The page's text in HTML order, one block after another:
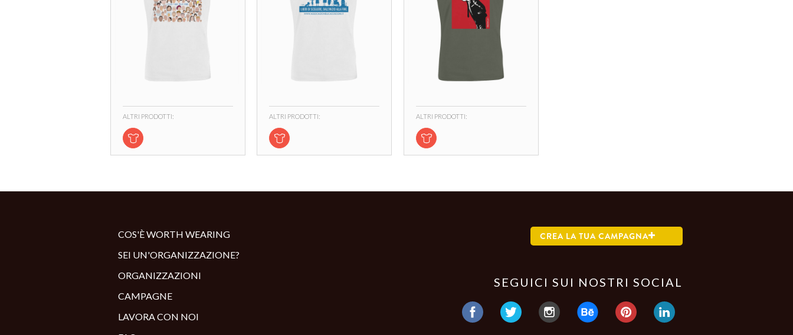
ALTRI PRODOTTI: ALTRI PRODOTTI: ALTRI PRODOTTI:
COS'È WORTH WEARING
SEI UN'ORGANIZZAZIONE?
ORGANIZZAZIONI
CAMPAGNE
LAVORA CON NOI
CREA LA TUA CAMPAGNA
SEGUICI SUI NOSTRI SOCIAL